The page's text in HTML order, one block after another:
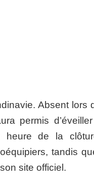
Absent lors
permis
heure de la
tandis
site officiel.